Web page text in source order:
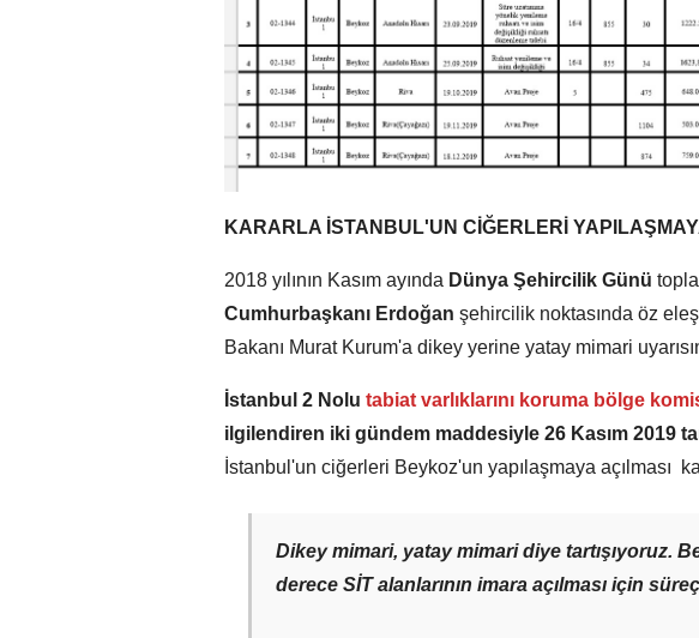
KARARLA İSTANBUL'UN CİĞERLERİ
2018 yılının Kasım ayında Dünya Şehircilik Günü
Cumhurbaşkanı Erdoğan şehircilik noktasında öz
Bakanı Murat Kurum'a dikey yerine yatay mimari
İstanbul 2 Nolu tabiat varlıklarını koruma bölge
ilgilendiren iki gündem maddesiyle 26 Kasım 2019
İstanbul'un ciğerleri Beykoz'un yapılaşmaya açılması
Dikey mimari, yatay mimari diye tartışıyoruz.
derece SİT alanlarının imara açılması için